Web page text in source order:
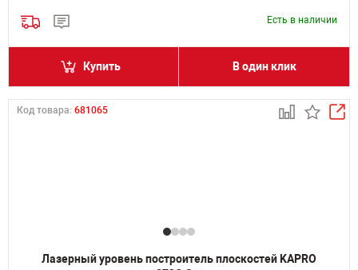
Есть в наличии
Купить В один клик
Код товара: 681065
Лазерный уровень построитель плоскостей KAPRO